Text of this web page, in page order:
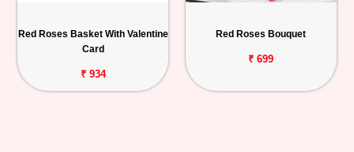
Personalized
Combos
Red Roses Basket With Valentine
Card
₹ 934
Red Roses Bouquet
₹ 699